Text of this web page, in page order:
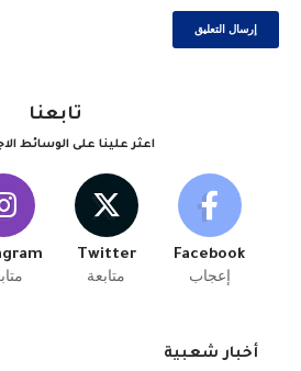
تابعنا
اعثر علينا على الوسائط
Facebook
إعجاب
Twitter
متابعة
أخبار شعبية